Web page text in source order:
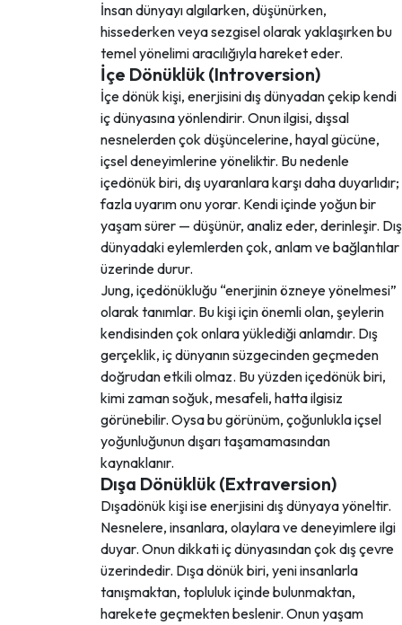
İnsan dünyayı algılarken, düşünürken,
hissederken veya sezgisel olarak yaklaşırken bu
temel yönelimi aracılığıyla hareket eder.
İçe Dönüklük (Introversion)
İçe dönük kişi, enerjisini dış dünyadan çekip kendi
iç dünyasına yönlendirir. Onun ilgisi, dışsal
nesnelerden çok düşüncelerine, hayal gücüne,
içsel deneyimlerine yöneliktir. Bu nedenle
içedönük biri, dış uyaranlara karşı daha duyarlıdır;
fazla uyarım onu yorar. Kendi içinde yoğun bir
yaşam sürer — düşünür, analiz eder, derinleşir. Dış
dünyadaki eylemlerden çok, anlam ve bağlantılar
üzerinde durur.
Jung, içedönükluğu “enerjinin özneye yönelmesi”
olarak tanımlar. Bu kişi için önemli olan, şeylerin
kendisinden çok onlara yüklediği anlamdır. Dış
gerçeklik, iç dünyanın süzgecinden geçmeden
doğrudan etkili olmaz. Bu yüzden içedönük biri,
kimi zaman soğuk, mesafeli, hatta ilgisiz
görünebilir. Oysa bu görünüm, çoğunlukla içsel
yoğunluğunun dışarı taşamamasından
kaynaklanır.
Dışa Dönüklük (Extraversion)
Dışadönük kişi ise enerjisini dış dünyaya yöneltir.
Nesnelere, insanlara, olaylara ve deneyimlere ilgi
duyar. Onun dikkati iç dünyasından çok dış çevre
üzerindedir. Dışa dönük biri, yeni insanlarla
tanışmaktan, topluluk içinde bulunmaktan,
harekete geçmekten beslenir. Onun yaşam